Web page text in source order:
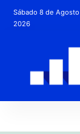
Sábado 8 de
2026